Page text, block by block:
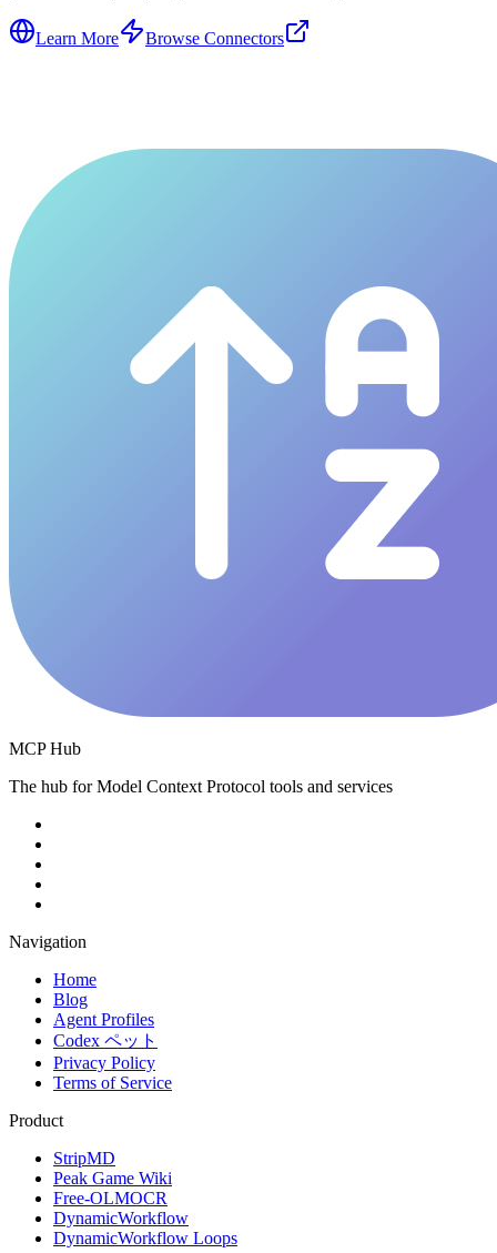
Learn More Browse Connectors
MCP Hub
The hub for Model Context Protocol tools and services
Navigation
Home
Blog
Agent Profiles
Codex ペット
Privacy Policy
Terms of Service
Product
StripMD
Peak Game Wiki
Free-OLMOCR
DynamicWorkflow
DynamicWorkflow Loops